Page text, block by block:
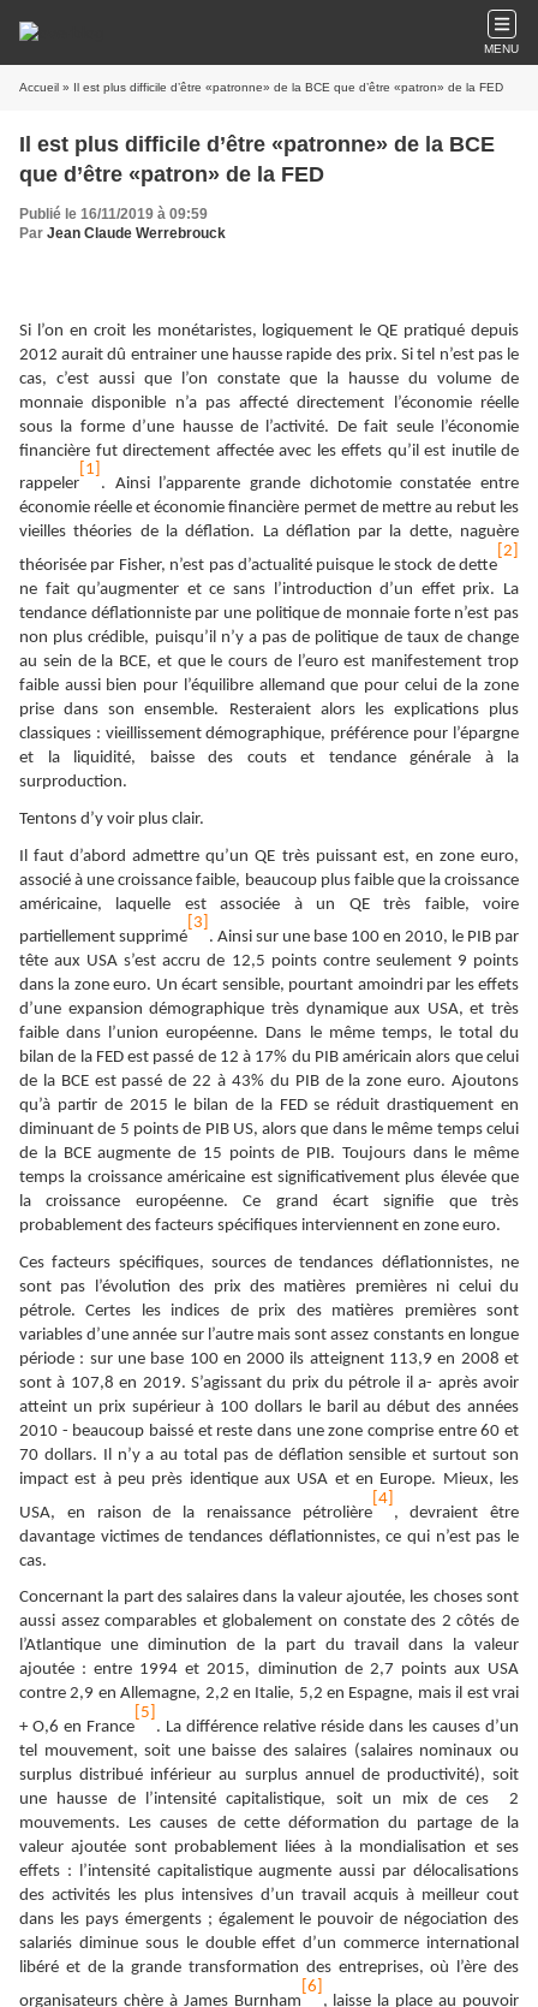
MENU
Accueil » Il est plus difficile d’être «patronne» de la BCE que d’être «patron» de la FED
Il est plus difficile d’être «patronne» de la BCE
que d’être «patron» de la FED
Publié le 16/11/2019 à 09:59
Par Jean Claude Werrebrouck
Si l’on en croit les monétaristes, logiquement le QE pratiqué depuis
2012 aurait dû entrainer une hausse rapide des prix. Si tel n’est pas le
cas, c’est aussi que l’on constate que la hausse du volume de
monnaie disponible n’a pas affecté directement l’économie réelle
sous la forme d’une hausse de l’activité. De fait seule l’économie
financière fut directement affectée avec les effets qu’il est inutile de
rappeler
[1]
. Ainsi l’apparente grande dichotomie constatée entre
économie réelle et économie financière permet de mettre au rebut les
vieilles théories de la déflation. La déflation par la dette, naguère
théorisée par Fisher, n’est pas d’actualité puisque le stock de dette
[2]
ne fait qu’augmenter et ce sans l’introduction d’un effet prix. La
tendance déflationniste par une politique de monnaie forte n’est pas
non plus crédible, puisqu’il n’y a pas de politique de taux de change
au sein de la BCE, et que le cours de l’euro est manifestement trop
faible aussi bien pour l’équilibre allemand que pour celui de la zone
prise dans son ensemble. Resteraient alors les explications plus
classiques : vieillissement démographique, préférence pour l’épargne
et la liquidité, baisse des couts et tendance générale à la
surproduction.
Tentons d’y voir plus clair.
Il faut d’abord admettre qu’un QE très puissant est, en zone euro,
associé à une croissance faible, beaucoup plus faible que la croissance
américaine, laquelle est associée à un QE très faible, voire
partiellement supprimé
[3]
. Ainsi sur une base 100 en 2010, le PIB par
tête aux USA s’est accru de 12,5 points contre seulement 9 points
dans la zone euro. Un écart sensible, pourtant amoindri par les effets
d’une expansion démographique très dynamique aux USA, et très
faible dans l’union européenne. Dans le même temps, le total du
bilan de la FED est passé de 12 à 17% du PIB américain alors que celui
de la BCE est passé de 22 à 43% du PIB de la zone euro. Ajoutons
qu’à partir de 2015 le bilan de la FED se réduit drastiquement en
diminuant de 5 points de PIB US, alors que dans le même temps celui
de la BCE augmente de 15 points de PIB. Toujours dans le même
temps la croissance américaine est significativement plus élevée que
la croissance européenne. Ce grand écart signifie que très
probablement des facteurs spécifiques interviennent en zone euro.
Ces facteurs spécifiques, sources de tendances déflationnistes, ne
sont pas l’évolution des prix des matières premières ni celui du
pétrole. Certes les indices de prix des matières premières sont
variables d’une année sur l’autre mais sont assez constants en longue
période : sur une base 100 en 2000 ils atteignent 113,9 en 2008 et
sont à 107,8 en 2019. S’agissant du prix du pétrole il a- après avoir
atteint un prix supérieur à 100 dollars le baril au début des années
2010 - beaucoup baissé et reste dans une zone comprise entre 60 et
70 dollars. Il n’y a au total pas de déflation sensible et surtout son
impact est à peu près identique aux USA et en Europe. Mieux, les
USA, en raison de la renaissance pétrolière
[4]
, devraient être
davantage victimes de tendances déflationnistes, ce qui n’est pas le
cas.
Concernant la part des salaires dans la valeur ajoutée, les choses sont
aussi assez comparables et globalement on constate des 2 côtés de
l’Atlantique une diminution de la part du travail dans la valeur
ajoutée : entre 1994 et 2015, diminution de 2,7 points aux USA
contre 2,9 en Allemagne, 2,2 en Italie, 5,2 en Espagne, mais il est vrai
+ O,6 en France
[5]
. La différence relative réside dans les causes d’un
tel mouvement, soit une baisse des salaires (salaires nominaux ou
surplus distribué inférieur au surplus annuel de productivité), soit
une hausse de l’intensité capitalistique, soit un mix de ces 2
mouvements. Les causes de cette déformation du partage de la
valeur ajoutée sont probablement liées à la mondialisation et ses
effets : l’intensité capitalistique augmente aussi par délocalisations
des activités les plus intensives d’un travail acquis à meilleur cout
dans les pays émergents ; également le pouvoir de négociation des
salariés diminue sous le double effet d’un commerce international
libéré et de la grande transformation des entreprises, où l’ère des
organisateurs chère à James Burnham
[6]
, laisse la place au pouvoir